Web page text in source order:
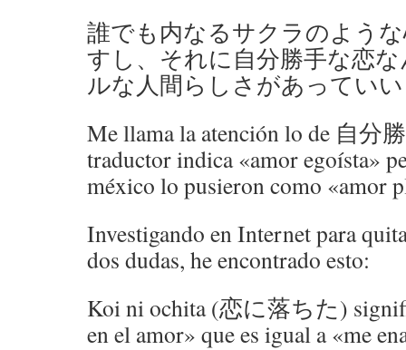
誰でも内なるサクラのよう
すし、それに自分勝手な恋
ルな人間らしさがあってい
Me llama la atención lo de 自分
traductor indica «amor egoísta»
méxico lo pusieron como «amor
Investigando en Internet para
dos dudas, he encontrado esto:
Koi ni ochita (恋に落ちた)
en el amor» que es igual a «me